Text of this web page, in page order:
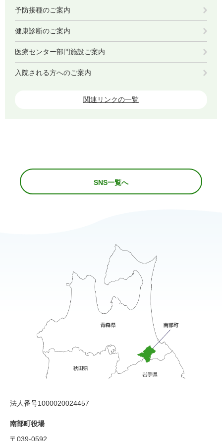
予防接種のご案内
健康診断のご案内
医療センター部門施設ご案内
入院される方へのご案内
関連リンクの一覧
SNS一覧へ
法人番号1000020024457
南部町役場
〒039-0592